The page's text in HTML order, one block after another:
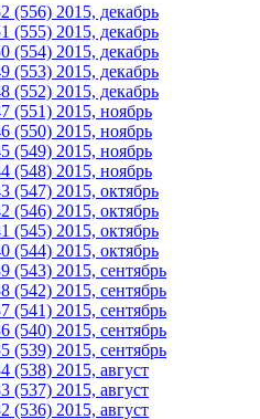
(556) 2015, декабрь
(555) 2015, декабрь
(554) 2015, декабрь
(553) 2015, декабрь
(552) 2015, декабрь
(551) 2015, ноябрь
(550) 2015, ноябрь
(549) 2015, ноябрь
(548) 2015, ноябрь
(547) 2015, октябрь
(546) 2015, октябрь
(545) 2015, октябрь
(544) 2015, октябрь
(543) 2015, сентябрь
(542) 2015, сентябрь
(541) 2015, сентябрь
(540) 2015, сентябрь
(539) 2015, сентябрь
(538) 2015, август
(537) 2015, август
(536) 2015, август